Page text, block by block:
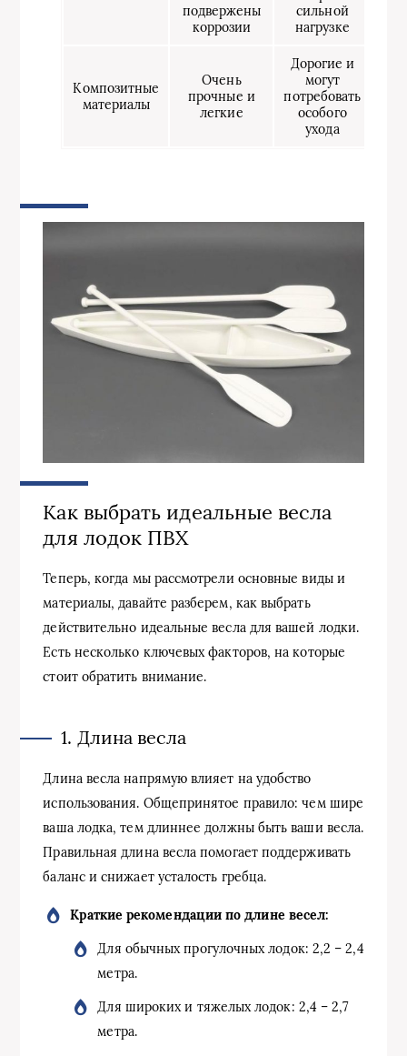
подвержены
коррозии
сильной
нагрузке
Композитные
материалы
Очень
прочные и
легкие
Дорогие и
могут
потребовать
особого
ухода
Как выбрать идеальные весла
для лодок ПВХ
Теперь, когда мы рассмотрели основные виды и
материалы, давайте разберем, как выбрать
действительно идеальные весла для вашей лодки.
Есть несколько ключевых факторов, на которые
стоит обратить внимание.
1. Длина весла
Длина весла напрямую влияет на удобство
использования. Общепринятое правило: чем шире
ваша лодка, тем длиннее должны быть ваши весла.
Правильная длина весла помогает поддерживать
баланс и снижает усталость гребца.
Краткие рекомендации по длине весел:
Для обычных прогулочных лодок: 2,2 – 2,4
метра.
Для широких и тяжелых лодок: 2,4 – 2,7
метра.